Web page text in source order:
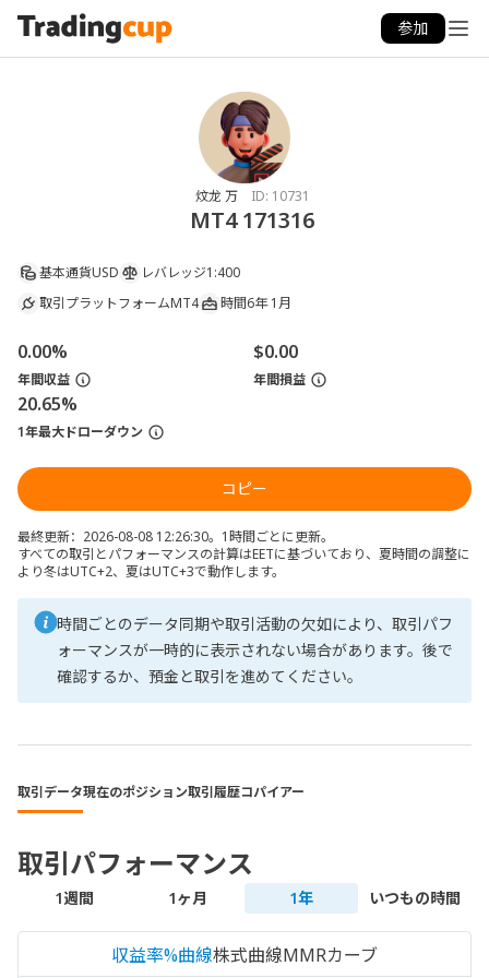
参加
炆龙 万 ID: 10731
MT4 171316
基本通貨USD レバレッジ1:400
取引プラットフォームMT4 時間6年 1月
0.00%
年間収益
$0.00
年間損益
20.65%
1年最大ドローダウン
コピー
最終更新：2026-08-08 12:26:30。1時間ごとに更新。
すべての取引とパフォーマンスの計算はEETに基づいており、夏時間の調整に
より冬はUTC+2、夏はUTC+3で動作します。
時間ごとのデータ同期や取引活動の欠如により、取引パフ
ォーマンスが一時的に表示されない場合があります。後で
確認するか、預金と取引を進めてください。
取引データ現在のポジション取引履歴コパイアー
取引パフォーマンス
1週間 1ヶ月 1年 いつもの時間
収益率%曲線株式曲線MMRカーブ